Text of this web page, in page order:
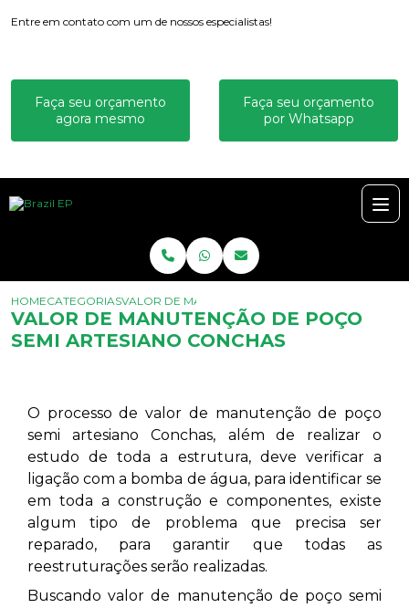
Entre em contato com um de nossos especialistas!
Faça seu orçamento
agora mesmo
Faça seu orçamento
por Whatsapp
HOMECATEGORIASVALOR DE MANUTENÇÃO DE POÇO SEMI
VALOR DE MANUTENÇÃO DE POÇO
SEMI ARTESIANO CONCHAS
O processo de valor de manutenção de poço
semi artesiano Conchas,
além de realizar o
estudo de toda a estrutura, deve verificar a
ligação com a bomba de água, para identificar se
em toda a construção e componentes, existe
algum tipo de problema que precisa ser
reparado, para garantir que todas as
reestruturações serão realizadas.
Buscando valor de manutenção de poço semi